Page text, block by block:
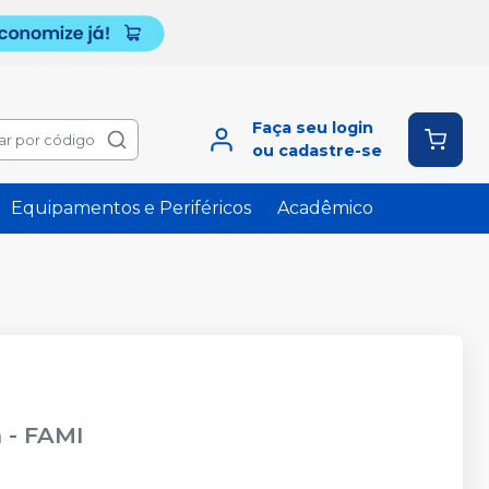
por código
Faça seu login
ou cadastre-se
Equipamentos e Periféricos Acadêmico
- FAMI